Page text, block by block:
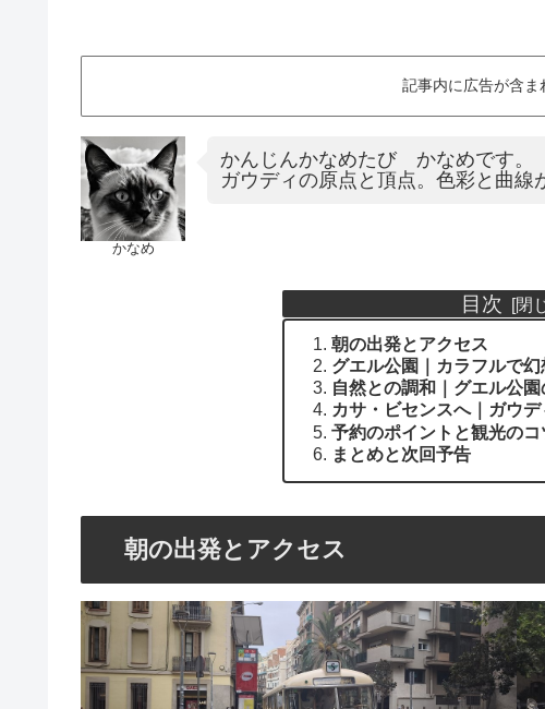
記事内に広告が含ま
かなめ
かんじんかなめたび かなめです。
ガウディの原点と頂点。色彩と曲線
目次
朝の出発とアクセス
グエル公園｜カラフルで幻
自然との調和｜グエル公園
カサ・ビセンスへ｜ガウ
予約のポイントと観光のコ
まとめと次回予告
朝の出発とアクセス